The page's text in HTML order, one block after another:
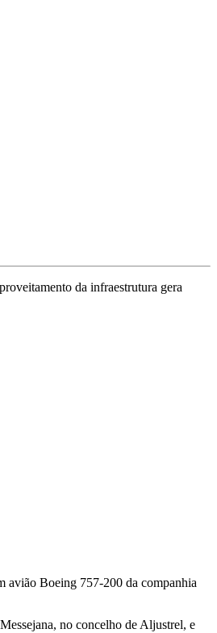
da infraestrutura gera
avião Boeing 757-200 da companhia
no concelho de Aljustrel, e